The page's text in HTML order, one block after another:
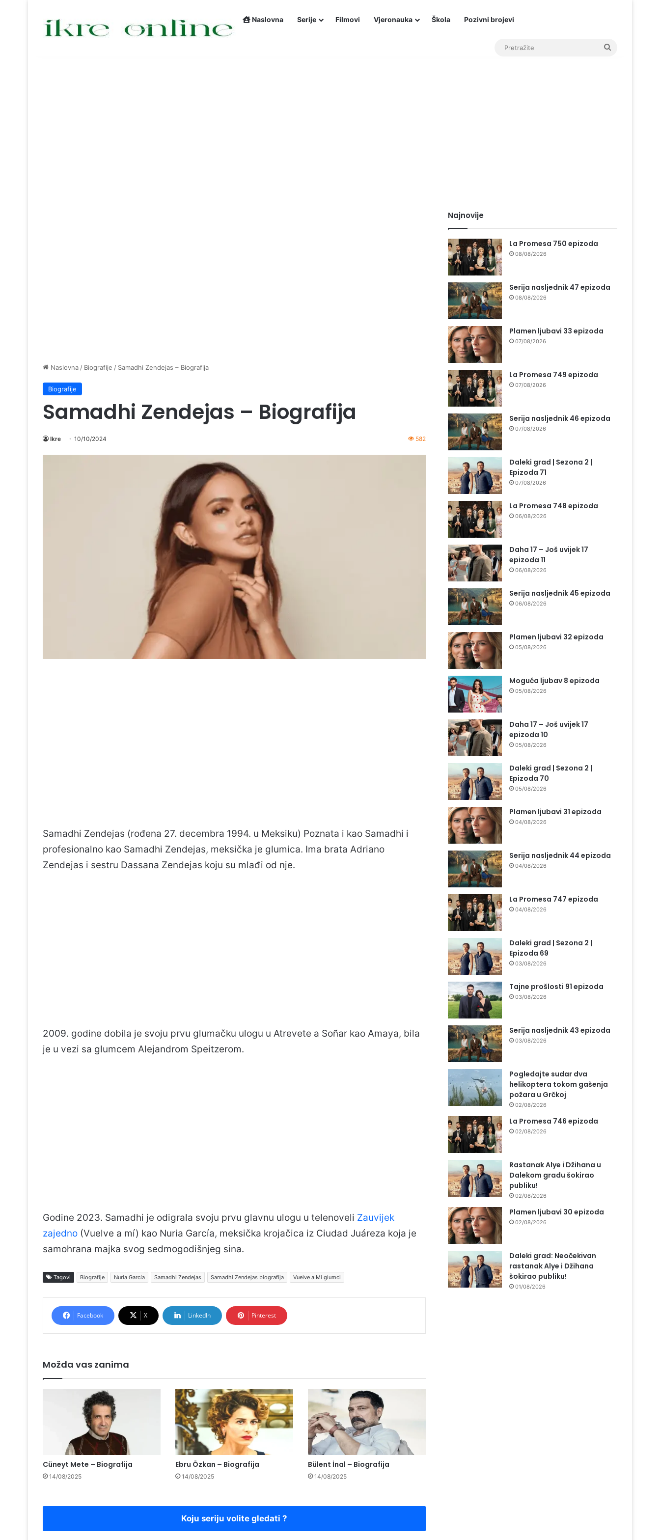
Naslovna Serije Filmovi Vjeronauka Škola Pozivni brojevi
Naslovna / Biografije / Samadhi Zendejas – Biografija
Biografije
Samadhi Zendejas – Biografija
Ikre 10/10/2024 582
Samadhi Zendejas (rođena 27. decembra 1994. u Meksiku) Poznata i kao Samadhi i
profesionalno kao Samadhi Zendejas, meksička je glumica. Ima brata Adriano
Zendejas i sestru Dassana Zendejas koju su mlađi od nje.
2009. godine dobila je svoju prvu glumačku ulogu u Atrevete a Soñar kao Amaya, bila
je u vezi sa glumcem Alejandrom Speitzerom.
Godine 2023. Samadhi je odigrala svoju prvu glavnu ulogu u telenoveli Zauvijek
zajedno (Vuelve a mí) kao Nuria García, meksička krojačica iz Ciudad Juáreza koja je
samohrana majka svog sedmogodišnjeg sina.
Tagovi Biografije Nuria García Samadhi Zendejas Samadhi Zendejas biografija Vuelve a Mi glumci
Facebook X LinkedIn Pinterest
Možda vas zanima
Cüneyt Mete – Biografija
14/08/2025
Ebru Özkan – Biografija
14/08/2025
Bülent İnal – Biografija
14/08/2025
Koju seriju volite gledati ?
Najnovije
La Promesa 750 epizoda
08/08/2026
Serija nasljednik 47 epizoda
08/08/2026
Plamen ljubavi 33 epizoda
07/08/2026
La Promesa 749 epizoda
07/08/2026
Serija nasljednik 46 epizoda
07/08/2026
Daleki grad | Sezona 2 |
Epizoda 71
07/08/2026
La Promesa 748 epizoda
06/08/2026
Daha 17 – Još uvijek 17
epizoda 11
06/08/2026
Serija nasljednik 45 epizoda
06/08/2026
Plamen ljubavi 32 epizoda
05/08/2026
Moguća ljubav 8 epizoda
05/08/2026
Daha 17 – Još uvijek 17
epizoda 10
05/08/2026
Daleki grad | Sezona 2 |
Epizoda 70
05/08/2026
Plamen ljubavi 31 epizoda
04/08/2026
Serija nasljednik 44 epizoda
04/08/2026
La Promesa 747 epizoda
04/08/2026
Daleki grad | Sezona 2 |
Epizoda 69
03/08/2026
Tajne prošlosti 91 epizoda
03/08/2026
Serija nasljednik 43 epizoda
03/08/2026
Pogledajte sudar dva
helikoptera tokom gašenja
požara u Grčkoj
02/08/2026
La Promesa 746 epizoda
02/08/2026
Rastanak Alye i Džihana u
Dalekom gradu šokirao
publiku!
02/08/2026
Plamen ljubavi 30 epizoda
02/08/2026
Daleki grad: Neočekivan
rastanak Alye i Džihana
šokirao publiku!
01/08/2026